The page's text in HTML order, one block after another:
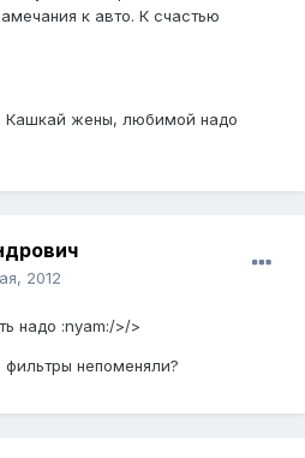
к авто. К счастью
Кашкай жены, любимой надо
2012
надо :nyam:/>/>
непоменяли?